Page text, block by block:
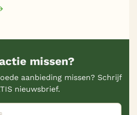
missen?
aanbieding missen? Schrijf
nieuwsbrief.